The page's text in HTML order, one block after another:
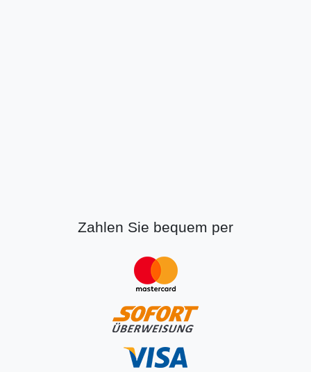
Zahlen Sie bequem per